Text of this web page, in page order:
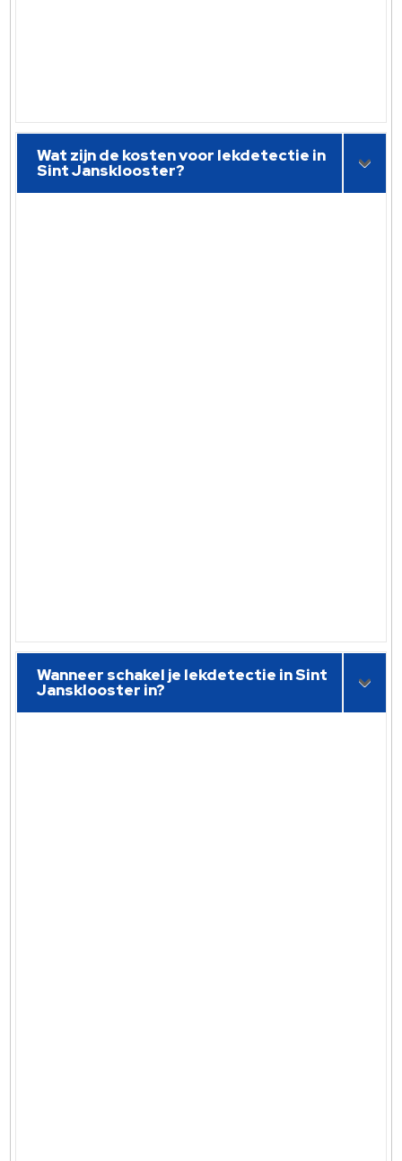
Wat zijn de kosten voor lekdetectie in
Sint Jansklooster?
Wanneer schakel je lekdetectie in Sint
Jansklooster in?